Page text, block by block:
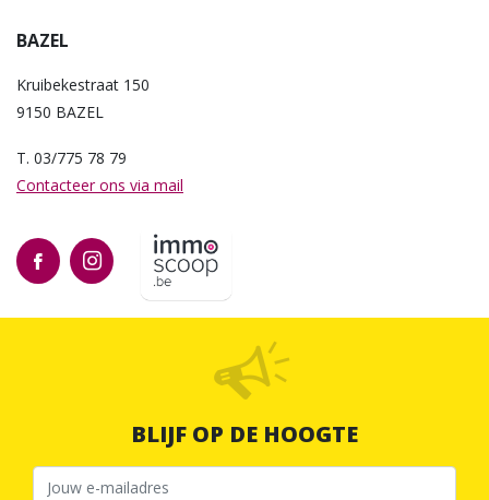
BAZEL
Kruibekestraat 150
9150 BAZEL
T. 03/775 78 79
Contacteer ons via mail
BLIJF OP DE HOOGTE